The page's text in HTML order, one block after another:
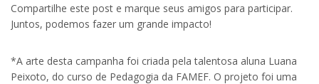
Compartilhe este post e marque seus amigos para participar.
Juntos, podemos fazer um grande impacto!
*A arte desta campanha foi criada pela talentosa aluna Luana
Peixoto, do curso de Pedagogia da FAMEF. O projeto foi uma